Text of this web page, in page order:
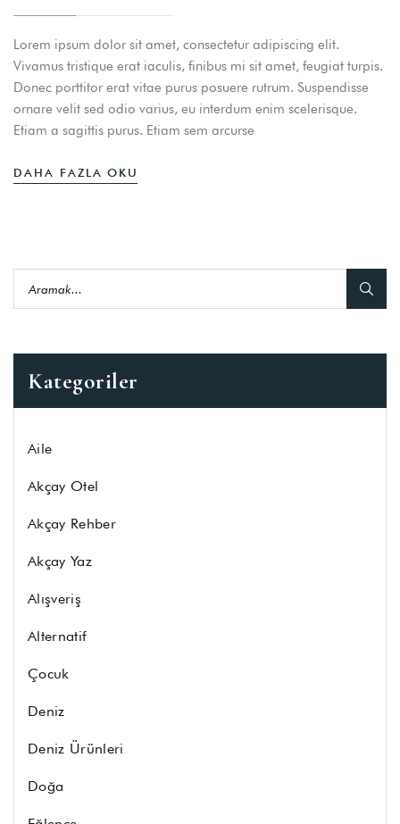
Lorem ipsum dolor sit amet, consectetur adipiscing elit.
Vivamus tristique erat iaculis, finibus mi sit amet, feugiat turpis.
Donec porttitor erat vitae purus posuere rutrum. Suspendisse
ornare velit sed odio varius, eu interdum enim scelerisque.
Etiam a sagittis purus. Etiam sem arcurse
DAHA FAZLA OKU
Kategoriler
Aile
Akçay Otel
Akçay Rehber
Akçay Yaz
Alışveriş
Alternatif
Çocuk
Deniz
Deniz Ürünleri
Doğa